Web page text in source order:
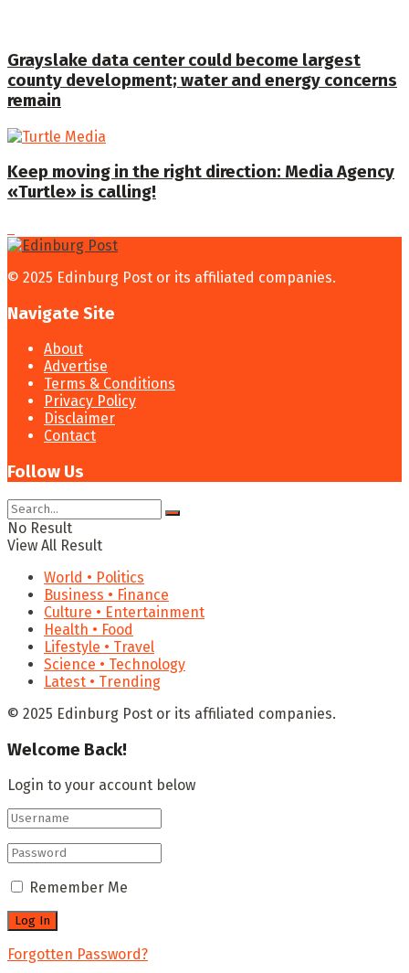
Grayslake data center could become largest
county development; water and energy concerns
remain
Keep moving in the right direction: Media Agency
«Turtle» is calling!
© 2025 Edinburg Post or its affiliated companies.
Navigate Site
About
Advertise
Terms & Conditions
Privacy Policy
Disclaimer
Contact
Follow Us
No Result
View All Result
World • Politics
Business • Finance
Culture • Entertainment
Health • Food
Lifestyle • Travel
Science • Technology
Latest • Trending
© 2025 Edinburg Post or its affiliated companies.
Welcome Back!
Login to your account below
Remember Me
Forgotten Password?